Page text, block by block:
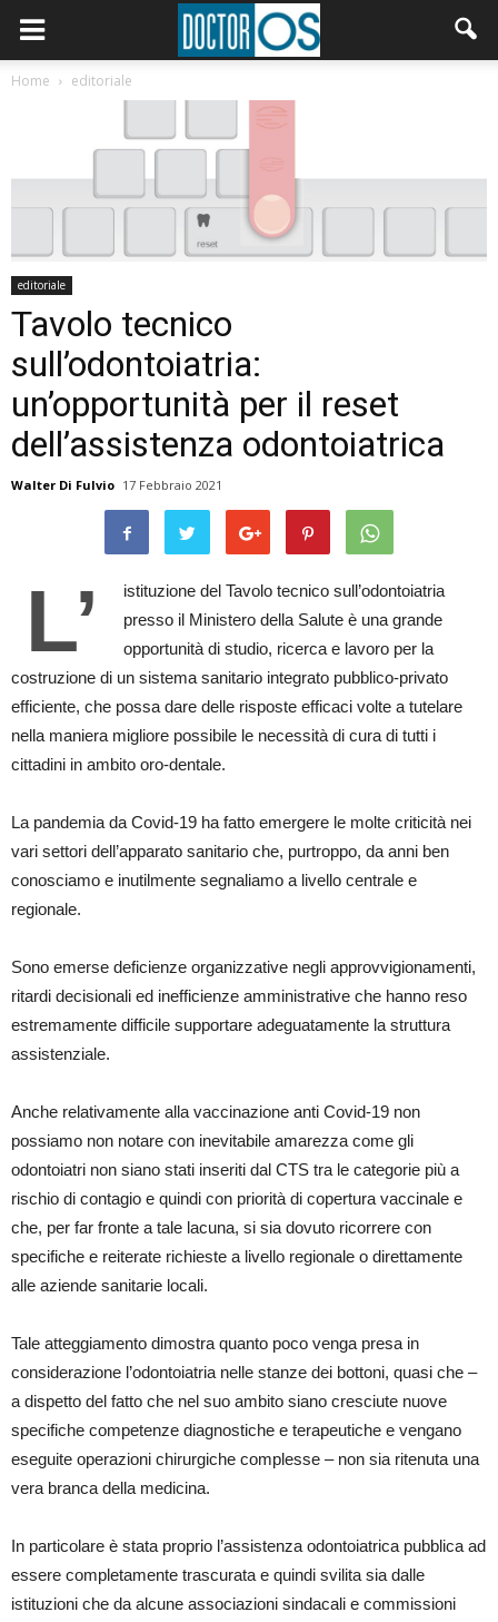
Home editoriale
editoriale
Tavolo tecnico
sull’odontoiatria:
un’opportunità per il reset
dell’assistenza odontoiatrica
Walter Di Fulvio 17 Febbraio 2021
L’
istituzione del Tavolo tecnico sull’odontoiatria
presso il Ministero della Salute è una grande
opportunità di studio, ricerca e lavoro per la
costruzione di un sistema sanitario integrato pubblico-privato
efficiente, che possa dare delle risposte efficaci volte a tutelare
nella maniera migliore possibile le necessità di cura di tutti i
cittadini in ambito oro-dentale.
La pandemia da Covid-19 ha fatto emergere le molte criticità nei
vari settori dell’apparato sanitario che, purtroppo, da anni ben
conosciamo e inutilmente segnaliamo a livello centrale e
regionale.
Sono emerse deficienze organizzative negli approvvigionamenti,
ritardi decisionali ed inefficienze amministrative che hanno reso
estremamente difficile supportare adeguatamente la struttura
assistenziale.
Anche relativamente alla vaccinazione anti Covid-19 non
possiamo non notare con inevitabile amarezza come gli
odontoiatri non siano stati inseriti dal CTS tra le categorie più a
rischio di contagio e quindi con priorità di copertura vaccinale e
che, per far fronte a tale lacuna, si sia dovuto ricorrere con
specifiche e reiterate richieste a livello regionale o direttamente
alle aziende sanitarie locali.
Tale atteggiamento dimostra quanto poco venga presa in
considerazione l’odontoiatria nelle stanze dei bottoni, quasi che –
a dispetto del fatto che nel suo ambito siano cresciute nuove
specifiche competenze diagnostiche e terapeutiche e vengano
eseguite operazioni chirurgiche complesse – non sia ritenuta una
vera branca della medicina.
In particolare è stata proprio l’assistenza odontoiatrica pubblica ad
essere completamente trascurata e quindi svilita sia dalle
istituzioni che da alcune associazioni sindacali e commissioni